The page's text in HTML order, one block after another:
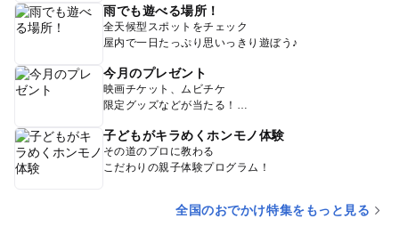
雨でも遊べる場所！
全天候型スポットをチェック
屋内で一日たっぷり思いっきり遊ぼう♪
今月のプレゼント
映画チケット、ムビチケ
限定グッズなどが当たる！
子どもがキラめくホンモノ体験
その道のプロに教わる
こだわりの親子体験プログラム！
全国のおでかけ特集をもっと見る